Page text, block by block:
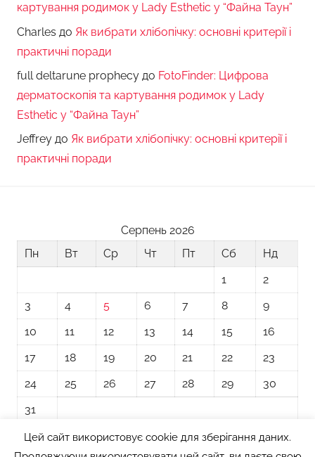
картування родимок у Lady Esthetic у “Файна Таун”
Charles до Як вибрати хлібопічку: основні критерії і
практичні поради
full deltarune prophecy до FotoFinder: Цифрова
дерматоскопія та картування родимок у Lady
Esthetic у “Файна Таун”
Jeffrey до Як вибрати хлібопічку: основні критерії і
практичні поради
Серпень 2026
Пн
Вт Ср Чт Пт Сб
Нд
1
2
3
4 5 6 7 8
9
10
11 12 13 14 15
16
17
18 19 20 21 22
23
24
25 26 27 28 29
30
31
« Лип
Цей сайт використовує cookie для зберігання даних.